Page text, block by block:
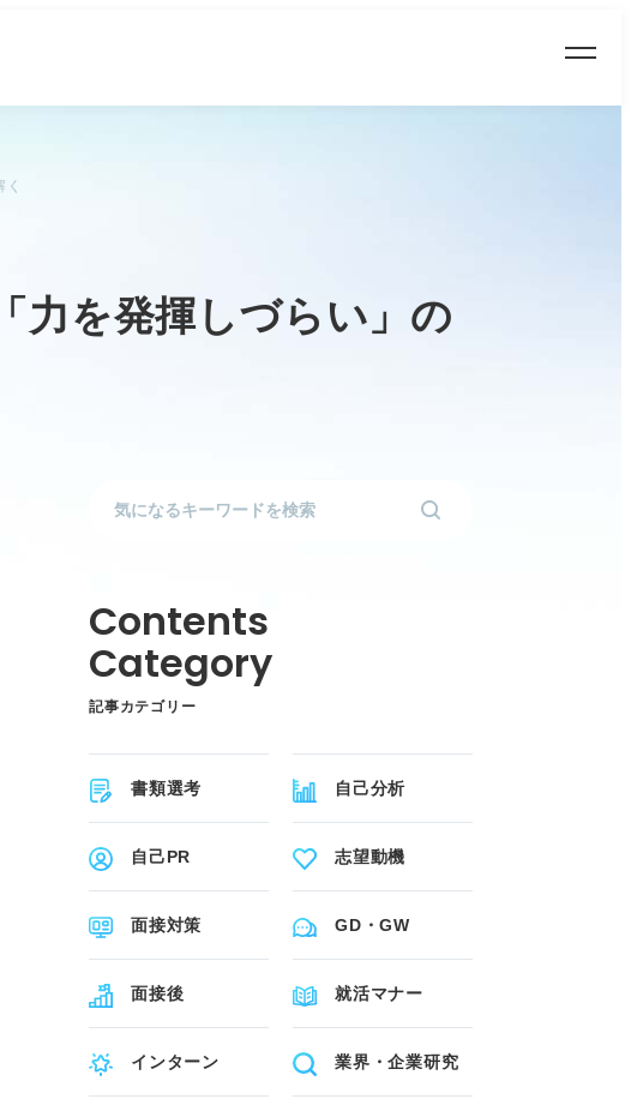
力を発揮しづらい」の
記事カテゴリー
書類選考 自己分析
自己PR 志望動機
面接対策 GD・GW
面接後 就活マナー
インターン 業界・企業研究